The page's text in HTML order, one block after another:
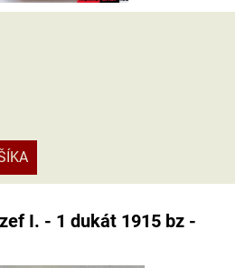
I. - 1 dukát 1915 bz -